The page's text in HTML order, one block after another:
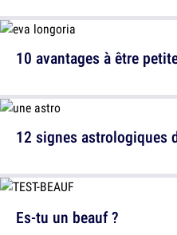
10 avantages à être
12 signes astrologiques
Es-tu un beauf ?